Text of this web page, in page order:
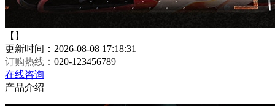
【】
更新时间：2026-08-08 17:18:31
订购热线： 020-123456789
在线咨询
产品介绍